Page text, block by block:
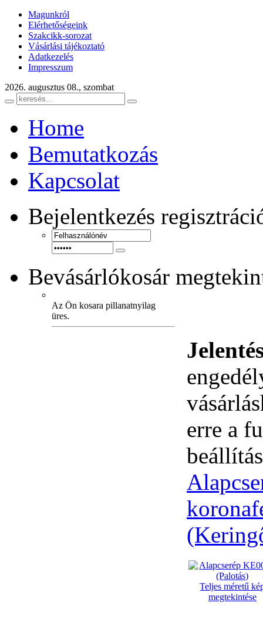
Magunkról
Elérhetőségeink
Szakcikk-sorozat
Vásárlási tájékoztató
Adatkezelés
Impresszum
2026. augusztus 08., szombat
Home
Bemutatkozás
Kapcsolat
Bejelentkezés
Bevásárlókosár
Az Ön kosara pillanatnyilag
üres.
erre a
Teljes méretű
megtekintése